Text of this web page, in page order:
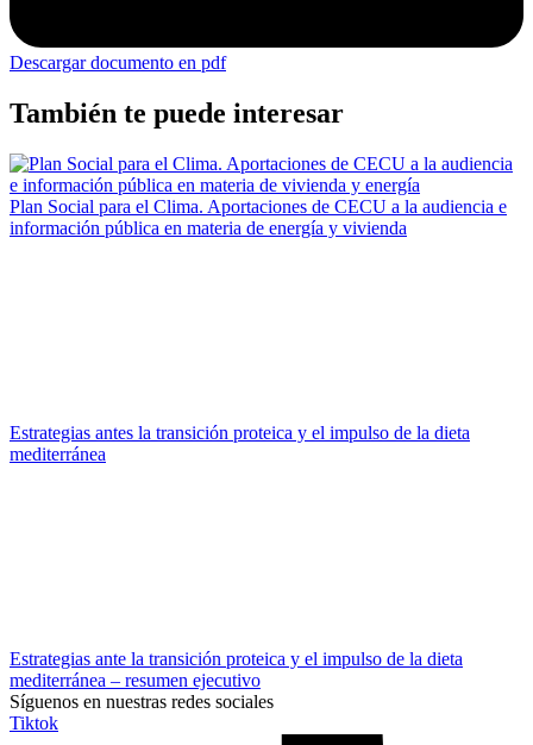
Descargar documento en pdf
También te puede interesar
Plan Social para el Clima. Aportaciones de CECU a la audiencia e
información pública en materia de energía y vivienda
Estrategias antes la transición proteica y el impulso de la dieta
mediterránea
Estrategias ante la transición proteica y el impulso de la dieta
mediterránea – resumen ejecutivo
Síguenos en nuestras redes sociales
Tiktok